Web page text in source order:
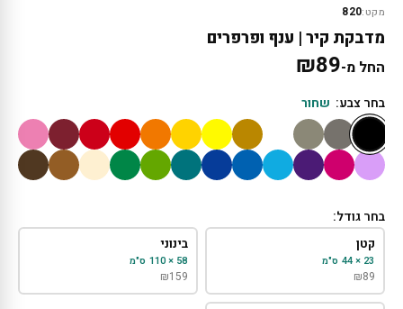
מקט:820
מדבקת קיר | ענף ופרפרים
החל מ- ₪89
בחר צבע: שחור
בחר גודל:
קטן
23 × 44 ס"מ
₪89
בינוני
58 × 110 ס"מ
₪159